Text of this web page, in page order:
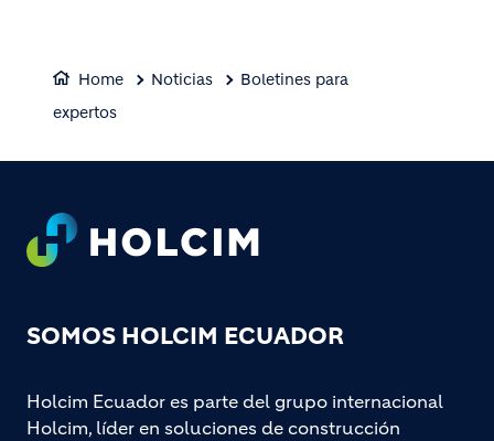
Home Noticias
Boletines para
expertos
Footer
SOMOS HOLCIM ECUADOR
Holcim Ecuador es parte del grupo internacional
Holcim, líder en soluciones de construcción